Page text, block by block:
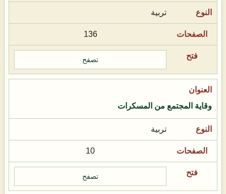
تربية
136
تصفح
وقاية المجتمع من المسكرات
تربية
10
تصفح